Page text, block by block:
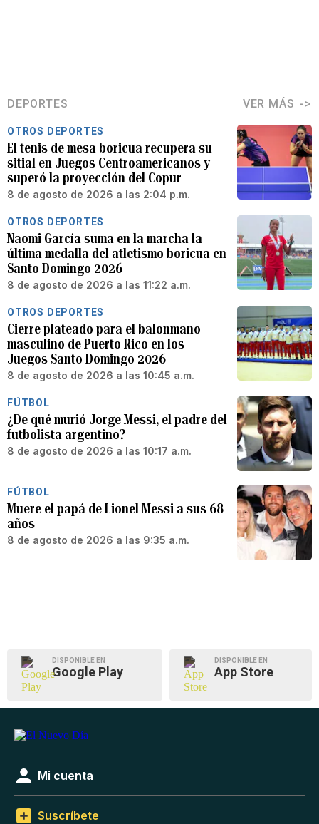
DEPORTES VER MÁS
OTROS DEPORTES
El tenis de mesa boricua recupera su
sitial en Juegos Centroamericanos y
superó la proyección del Copur
8 de agosto de 2026 a las 2:04 p.m.
OTROS DEPORTES
Naomi García suma en la marcha la
última medalla del atletismo boricua en
Santo Domingo 2026
8 de agosto de 2026 a las 11:22 a.m.
OTROS DEPORTES
Cierre plateado para el balonmano
masculino de Puerto Rico en los
Juegos Santo Domingo 2026
8 de agosto de 2026 a las 10:45 a.m.
FÚTBOL
¿De qué murió Jorge Messi, el padre del
futbolista argentino?
8 de agosto de 2026 a las 10:17 a.m.
FÚTBOL
Muere el papá de Lionel Messi a sus 68
años
8 de agosto de 2026 a las 9:35 a.m.
DISPONIBLE EN
Google Play
DISPONIBLE EN
App Store
Mi cuenta
Suscríbete